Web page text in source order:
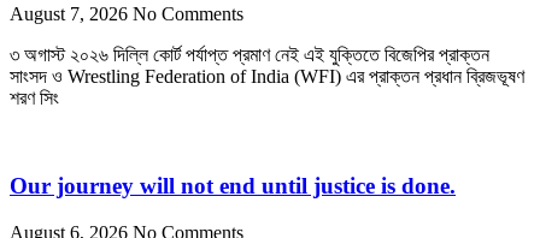
August 7, 2026 No Comments
৩ অগাস্ট ২০২৬ দিল্লি কোর্ট পর্যাপ্ত প্রমাণ নেই এই যুক্তিতে বিজেপির প্রাক্তন
সাংসদ ও Wrestling Federation of India (WFI) এর প্রাক্তন প্রধান ব্রিজভূষণ
শরণ সিং
Our journey will not end until justice is done.
August 6, 2026 No Comments